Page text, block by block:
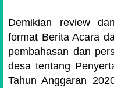
Demikian review
format Berita Acara
pembahasan dan
desa tentang
Tahun Anggaran